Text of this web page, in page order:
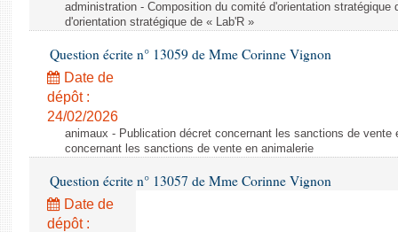
administration - Composition du comité d'orientation stratégique
d'orientation stratégique de « Lab'R »
Question écrite n° 13059 de Mme Corinne Vignon
Date de
dépôt :
24/02/2026
animaux - Publication décret concernant les sanctions de vente
concernant les sanctions de vente en animalerie
Question écrite n° 13057 de Mme Corinne Vignon
Date de
dépôt :